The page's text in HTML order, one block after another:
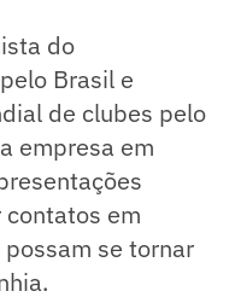
do
Brasil e
de clubes pelo
empresa em
em
se tornar